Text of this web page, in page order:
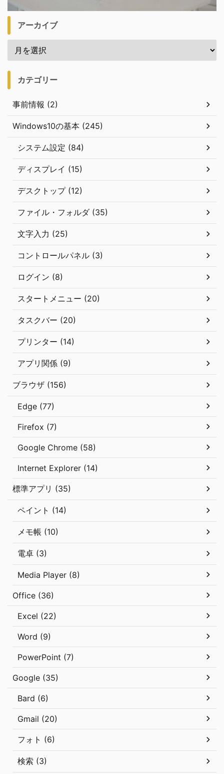
アーカイブ
カテゴリー
事前情報 (2)
Windows10の基本 (245)
システム設定 (84)
ディスプレイ (15)
デスクトップ (12)
ファイル・フォルダ (35)
文字入力 (25)
コントロールパネル (3)
ログイン (8)
スタートメニュー (20)
タスクバー (20)
プリンター (14)
アプリ関係 (9)
ブラウザ (156)
Edge (77)
Firefox (7)
Google Chrome (58)
Internet Explorer (14)
標準アプリ (35)
ペイント (14)
メモ帳 (10)
電卓 (3)
Media Player (8)
Office (36)
Excel (22)
Word (9)
PowerPoint (7)
Google (35)
Bard (6)
Gmail (20)
フォト (6)
検索 (3)